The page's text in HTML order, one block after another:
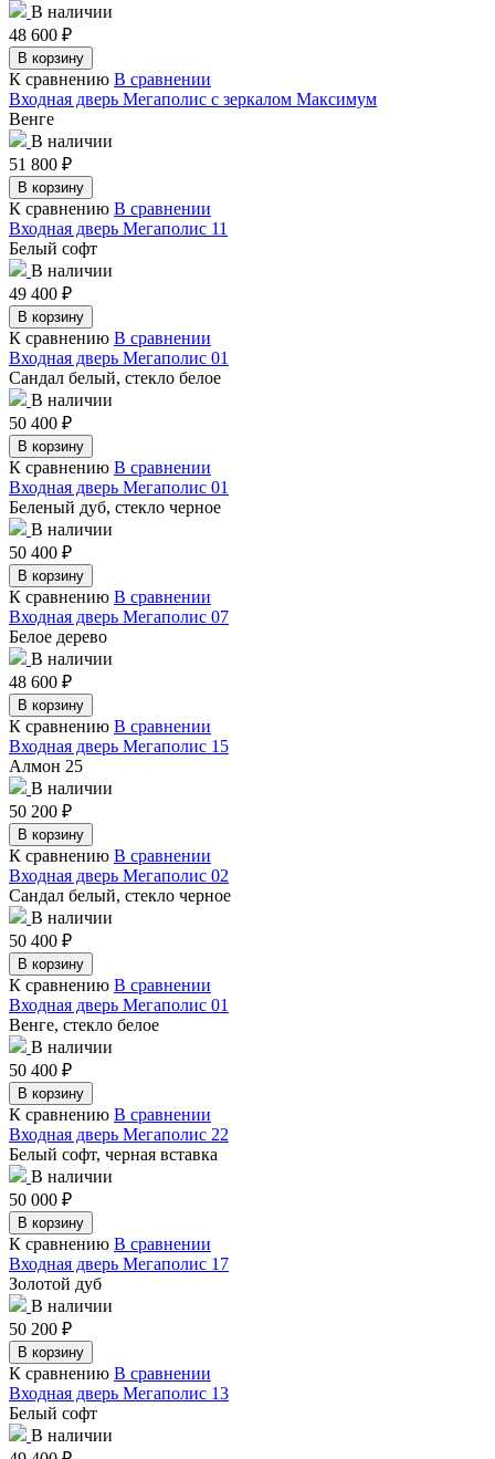
В наличии
48 600 ₽
В корзину
К сравнению В сравнении
Входная дверь Мегаполис с зеркалом Максимум
Венге
В наличии
51 800 ₽
В корзину
К сравнению В сравнении
Входная дверь Мегаполис 11
Белый софт
В наличии
49 400 ₽
В корзину
К сравнению В сравнении
Входная дверь Мегаполис 01
Сандал белый, стекло белое
В наличии
50 400 ₽
В корзину
К сравнению В сравнении
Входная дверь Мегаполис 01
Беленый дуб, стекло черное
В наличии
50 400 ₽
В корзину
К сравнению В сравнении
Входная дверь Мегаполис 07
Белое дерево
В наличии
48 600 ₽
В корзину
К сравнению В сравнении
Входная дверь Мегаполис 15
Алмон 25
В наличии
50 200 ₽
В корзину
К сравнению В сравнении
Входная дверь Мегаполис 02
Сандал белый, стекло черное
В наличии
50 400 ₽
В корзину
К сравнению В сравнении
Входная дверь Мегаполис 01
Венге, стекло белое
В наличии
50 400 ₽
В корзину
К сравнению В сравнении
Входная дверь Мегаполис 22
Белый софт, черная вставка
В наличии
50 000 ₽
В корзину
К сравнению В сравнении
Входная дверь Мегаполис 17
Золотой дуб
В наличии
50 200 ₽
В корзину
К сравнению В сравнении
Входная дверь Мегаполис 13
Белый софт
В наличии